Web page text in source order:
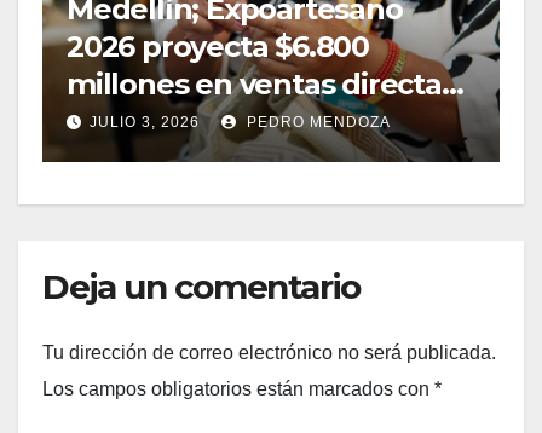
Medellín; Expoartesano
2026 proyecta $6.800
millones en ventas directas
y un impacto de USD 9,7
millones
JULIO 3, 2026 PEDRO MENDOZA
Deja un comentario
Tu dirección de correo electrónico no será publicada.
Los campos obligatorios están marcados con *